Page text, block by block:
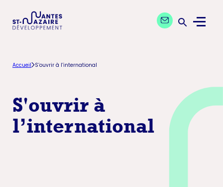
contenu
Menu
Contactez nos
Accueil S’ouvrir à l’international
S'ouvrir à
l’international